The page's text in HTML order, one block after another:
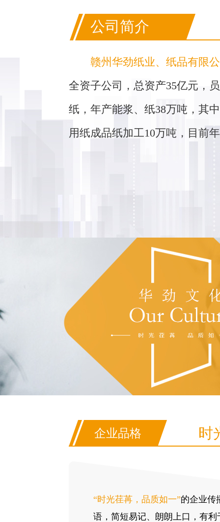
公司简介
赣州华劲纸业、纸品有限
全资子公司，总资产35亿元，
纸，年产能浆、纸38万吨，其
用纸成品纸加工10万吨，目前
企业品格 时
“时光荏苒，品质如一”的企业传
语，简短易记、朗朗上口，有利